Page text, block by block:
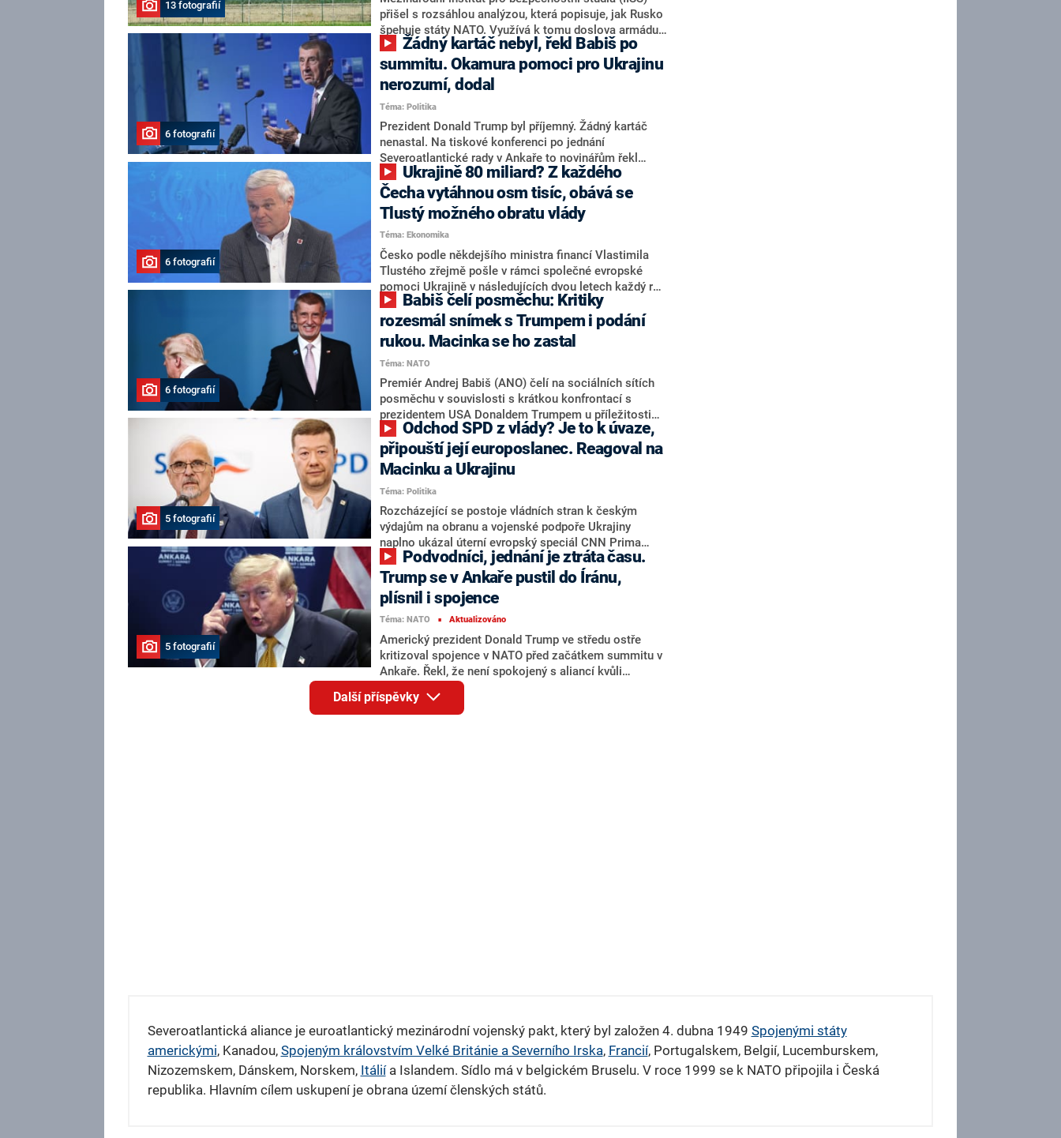
13 fotografií
přišel s rozsáhlou analýzou, která popisuje, jak Rusko
špehuje státy NATO. Využívá k tomu doslova armádu
dronů, ale zapojuje i vojenské námořnictvo a civilní
plavidla. Moskva tak sonduje citlivá místa Evropy a
podle analytiků se dostala až do přísně střežených
základen. Think-tank varuje, že evropské vlády si toho
sice všímají, ale prakticky na odezvě nespolupracují.
6 fotografií
summitu. Okamura pomoci pro Ukrajinu
nerozumí, dodal
Téma: Politika
Prezident Donald Trump byl příjemný. Žádný kartáč
nenastal. Na tiskové konferenci po jednání
Severoatlantické rady v Ankaře to novinářům řekl
premiér Andrej Babiš (ANO). Zároveň nevyloučil, že
Česká republika vydá dvě procenta HDP na obranu
ještě v letošním roce. Šéf SPD Tomio Okamura, který
kritizuje zapojení Česka do programu na nákup zbraní
pro Ukrajinu PURL, problematice podle premiéra
„zjevně nerozumí“. Vládní koalice podle Babiše
ohrožena není.
6 fotografií
Čecha vytáhnou osm tisíc, obává se
Tlustý možného obratu vlády
Téma: Ekonomika
Česko podle někdejšího ministra financí Vlastimila
Tlustého zřejmě pošle v rámci společné evropské
pomoci Ukrajině v následujících dvou letech každý rok
40 miliard korun. Tlustý odkazoval na závazek, který
by měl být obsažen ve finální deklaraci ze summitu v
Ankaře a který hovoří o 70 miliardách eur jako pomoc
Kyjevu v tomto i příštím roce. V rámci tohoto balíku by
Česko mělo přispět částkou dvakrát 40 miliard korun.
Tlustý v souvislosti s tím ironicky poděkoval
prezidentovi i premiérovi za to, že „z každého občana
vytáhnou 8 000 korun“ a mluvil o porušení
předchozích slibů vlády.
6 fotografií
rozesmál snímek s Trumpem i podání
rukou. Macinka se ho zastal
Téma: NATO
Premiér Andrej Babiš (ANO) čelí na sociálních sítích
posměchu v souvislosti s krátkou konfrontací s
prezidentem USA Donaldem Trumpem u příležitosti
středečního uvítacího ceremoniálu lídrů zemí NATO na
summitu v Ankaře. Krátce poté, co se představitelé
členských států vyfotografovali, Trump prošel kolem
několika státníků a nabídl Babišovi podání ruky.
Fotografie zachycuje zvláštní okamžik stisknutí, kdy
šéf Bílého domu – částečně už na odchodu – stál
bokem k předsedovi ANO. Vládní tábor považuje
posměšné reakce opozice za laciný útok.
5 fotografií
připouští její europoslanec. Reagoval na
Macinku a Ukrajinu
Téma: Politika
Rozcházející se postoje vládních stran k českým
výdajům na obranu a vojenské podpoře Ukrajiny
naplno ukázal úterní evropský speciál CNN Prima
NEWS ve Štrasburku. Europoslanec Ivan David (SPD) v
reakci na otázky týkající se pozic koalice opakovaně
kličkoval a vyhýbal se přímým odpovědím. Jeho
vystoupení pobavilo opoziční politiky i další hosty
debaty. Přesto David s ohledem na proukrajinskou
iniciativu PURL připustil, že odchod SPD z vlády „je
samozřejmě k uvážení“.
5 fotografií
Trump se v Ankaře pustil do Íránu,
plísnil i spojence
Téma: NATO ■ Aktualizováno
Americký prezident Donald Trump ve středu ostře
kritizoval spojence v NATO před začátkem summitu v
Ankaře. Řekl, že není spokojený s aliancí kvůli
Grónsku a Íránu, píše Reuters. Podle něj USA do
aliance přispívají nepřiměřeně moc. Španělsko je
podle Trumpa hrozným spojencem v NATO a uvedl, že
Další příspěvky
Severoatlantická aliance je euroatlantický mezinárodní vojenský pakt, který byl založen 4. dubna 1949 Spojenými státy
americkými, Kanadou, Spojeným královstvím Velké Británie a Severního Irska, Francií, Portugalskem, Belgií, Lucemburskem,
Nizozemskem, Dánskem, Norskem, Itáliía Islandem. Sídlo má v belgickém Bruselu. V roce 1999 se k NATO připojila i Česká
republika. Hlavním cílem uskupení je obrana území členských států.